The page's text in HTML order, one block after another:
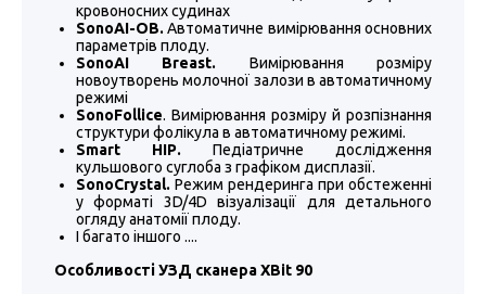
кровоносних судинах
SonoAI-OB. Автоматичне вимірювання основних
параметрів плоду.
SonoAI Breast. Вимірювання розміру
новоутворень молочної залози в автоматичному
режимі
SonoFollice. Вимірювання розміру й розпізнання
структури фолікула в автоматичному режимі.
Smart НІР. Педіатричне дослідження
кульшового суглоба з графіком дисплазії.
SonoCrystal. Режим рендеринга при обстеженні
у форматі 3D/4D візуалізації для детального
огляду анатомії плоду.
І багато іншого ....
Особливості УЗД сканера XBit 90